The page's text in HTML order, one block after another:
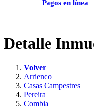
Pagos en línea
Detalle
Volver
Arriendo
Casas Campestres
Pereira
Combia